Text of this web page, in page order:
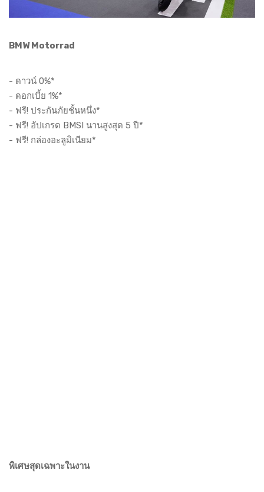
BMW Motorrad
- ดาวน์ 0%*
- ดอกเบี้ย 1%*
- ฟรี! ประกันภัยชั้นหนึ่ง*
- ฟรี! อัปเกรด BMSI นานสูงสุด 5 ปี*
- ฟรี! กล่องอะลูมิเนียม*
พิเศษสุดเฉพาะในงาน